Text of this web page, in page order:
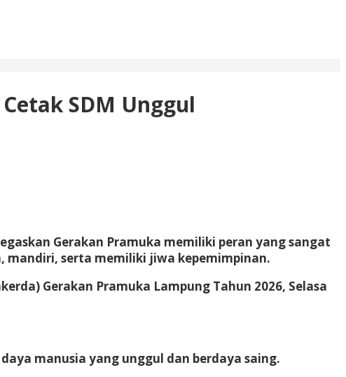
SDM Unggul
Gerakan Pramuka memiliki peran yang sangat
mandiri, serta memiliki jiwa kepemimpinan.
Gerakan Pramuka Lampung Tahun 2026, Selasa
manusia yang unggul dan berdaya saing.